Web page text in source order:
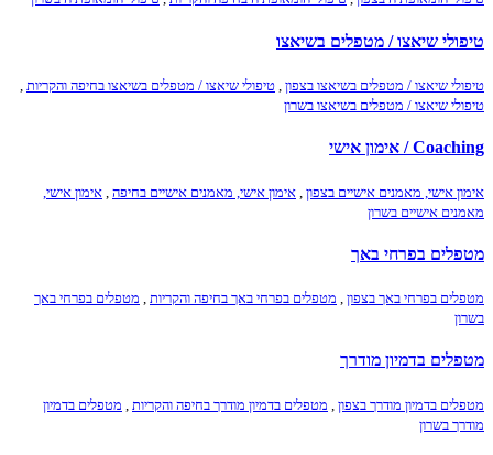
טיפולי שיאצו / מטפלים בשיאצו
טיפולי שיאצו / מטפלים בשיאצו בצפון טיפולי שיאצו / מטפלים בשיאצו בחיפה והקריות
טיפולי שיאצו / מטפלים בשיאצו בשרון
Coaching / אימון אישי
אימון אישי, מאמנים אישיים בצפון אימון אישי, מאמנים אישיים בחיפה אימון אישי,
מאמנים אישיים בשרון
מטפלים בפרחי באך
מטפלים בפרחי באך בצפון , מטפלים בפרחי באך בחיפה והקריות , מטפלים בפרחי באך
בשרון
מטפלים בדמיון מודרך
מטפלים בדמיון מודרך בצפון מטפלים בדמיון מודרך בחיפה והקריות
מטפלים בדמיון
מודרך בשרון